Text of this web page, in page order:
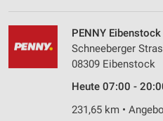
PENNY Eibenstock
Schneeberger
08309 Eibenstock
Heute 07:00 -
231,65 km •